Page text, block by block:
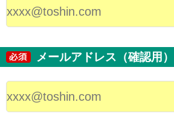
メールアドレス（確認用）